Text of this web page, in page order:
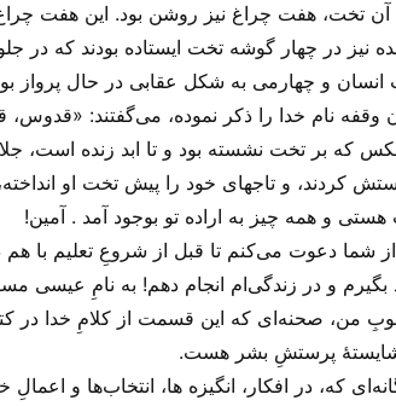
و همه چیز به اراده تو بوجود آمد . آمین!
از شما دعوت می‌‌کنم تا قبل از شروعِ تعلیم با
بگیرم و در زندگی‌ام انجام دهم! به نامِ عیسی
من، صحنه‌ای که این قسمت از کلامِ خدا در
پرستشِ بشر هست.
که، در افکار، انگیزه ها، انتخاب‌ها و